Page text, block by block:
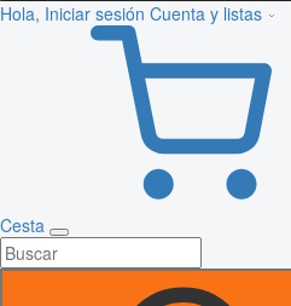
Hola, Iniciar sesión Cuenta y listas
Cesta